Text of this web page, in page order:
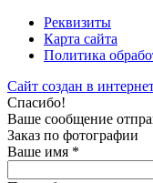
Реквизиты
Карта сайта
Политика
Сайт создан в
Спасибо!
Ваше сообщение
Заказ по фотографии
Ваше имя *